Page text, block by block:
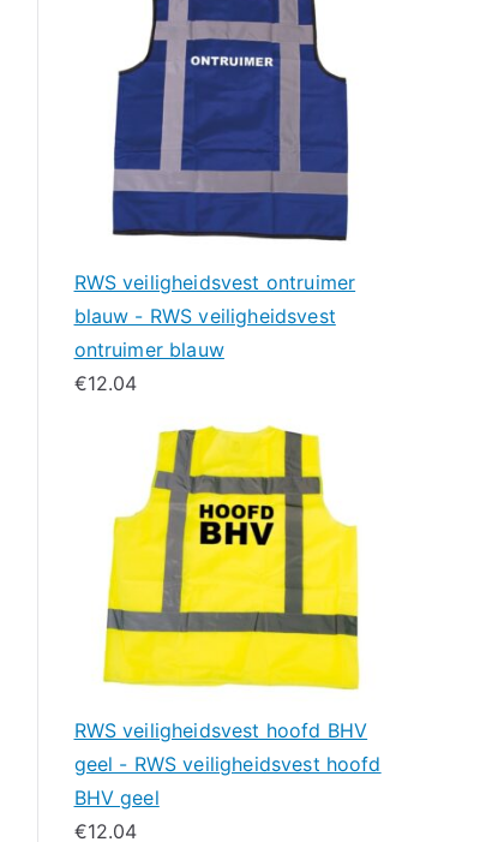
RWS veiligheidsvest ontruimer
blauw - RWS veiligheidsvest
ontruimer blauw
€12.04
RWS veiligheidsvest hoofd BHV
geel - RWS veiligheidsvest hoofd
BHV geel
€12.04